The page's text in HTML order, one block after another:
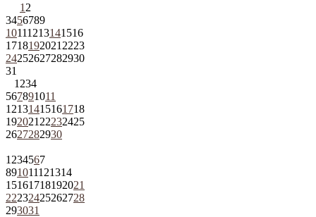
1 2
3456789
10111213141516
1718192021 2223
24252627282930
31
1 234
567891011
12131415161718
192021 22232425
2627282930
1 234567
891011121314
15161718192021
22232425262728
293031